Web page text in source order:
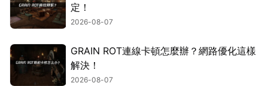
定！
2026-08-07
GRAIN ROT連線卡頓怎麼辦？網路優化這樣
解決！
2026-08-07